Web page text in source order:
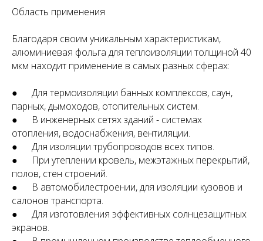
Область применения
Благодаря своим уникальным характеристикам,
алюминиевая фольга для теплоизоляции толщиной 40
мкм находит применение в самых разных сферах:
● Для термоизоляции банных комплексов, саун,
парных, дымоходов, отопительных систем.
● В инженерных сетях зданий - системах
отопления, водоснабжения, вентиляции.
● Для изоляции трубопроводов всех типов.
● При утеплении кровель, межэтажных перекрытий,
полов, стен строений.
● В автомобилестроении, для изоляции кузовов и
салонов транспорта.
● Для изготовления эффективных солнцезащитных
экранов.